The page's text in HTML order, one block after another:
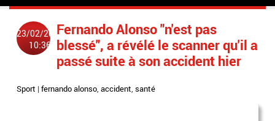
23/02/2015
10:36
Fernando Alonso "n'est pas
blessé", a révélé le scanner qu'il a
passé suite à son accident hier
Sport |fernando alonso,accident,santé